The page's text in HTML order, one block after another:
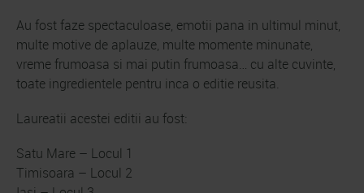
Au fost faze spectaculoase, emotii pana in ultimul minut,
multe motive de aplauze, multe momente minunate,
vreme frumoasa si mai putin frumoasa… cu alte cuvinte,
toate ingredientele pentru inca o editie reusita.
Laureatii acestei editii au fost:
Satu Mare – Locul 1
Timisoara – Locul 2